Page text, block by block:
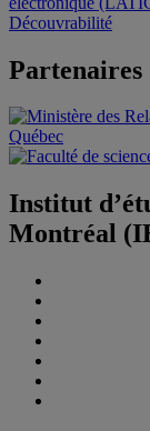
Découvrabilité
Partenaires
Institut
Montréal